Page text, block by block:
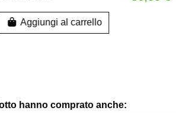
hanno comprato anche: